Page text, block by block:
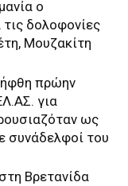
ο
δολοφονίες
Μουζακίτη
πρώην
για
ως
συνάδελφοί του
Βρετανίδα